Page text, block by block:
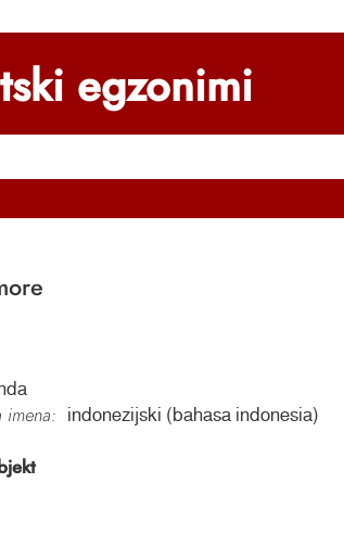
egzonimi
imena: indonezijski (bahasa indonesia)